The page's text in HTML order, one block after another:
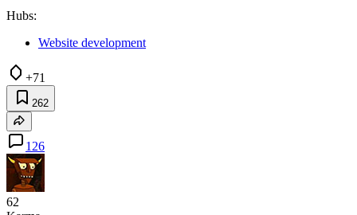
Hubs:
Website development
+71
262
126
62